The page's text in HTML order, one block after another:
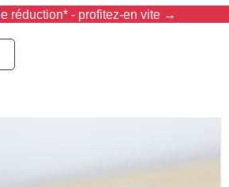
réduction* - profitez-en vite →